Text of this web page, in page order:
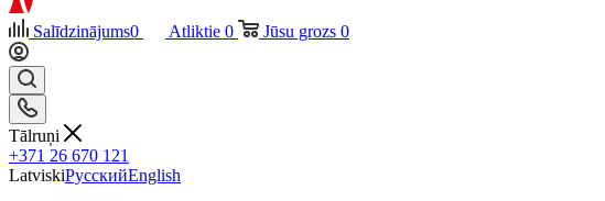
Salīdzinājums0 Atliktie 0 Jūsu grozs 0
Tālruņi
+371 26 670 121
LatviskiРусскийEnglish